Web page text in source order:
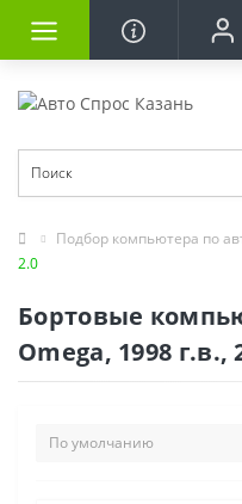
Подбор компьютера по
2.0
Бортовые
Omega, 1998 г.в.,